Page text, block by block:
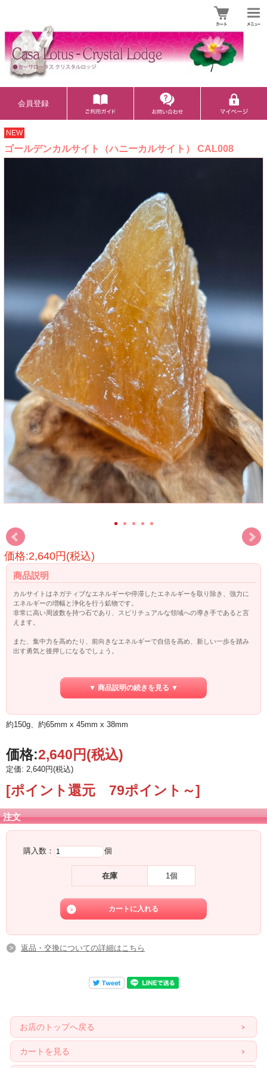
会員登録
NEW
ゴールデンカルサイト（ハニーカルサイト） CAL008
価格:2,640円(税込)
商品説明
カルサイトはネガティブなエネルギーや停滞したエネルギーを取り除き、強力に
エネルギーの増幅と浄化を行う鉱物です。
非常に高い周波数を持つ石であり、スピリチュアルな領域への導き手であると言
えます。
また、集中力を高めたり、前向きなエネルギーで自信を高め、新しい一歩を踏み
出す勇気と後押しになるでしょう。
のキーワードを持ち、霊性と精神力を高め、物事を実現化させる力をもたらすと
▼ 商品説明の続きを見る ▼
約150g、約65mm x 45mm x 38mm
価格:2,640円(税込)
定価: 2,640円(税込)
[ポイント還元 79ポイント～]
注文
購入数： 個
在庫 1個
返品・交換についての詳細はこちら
お店のトップへ戻る
カートを見る